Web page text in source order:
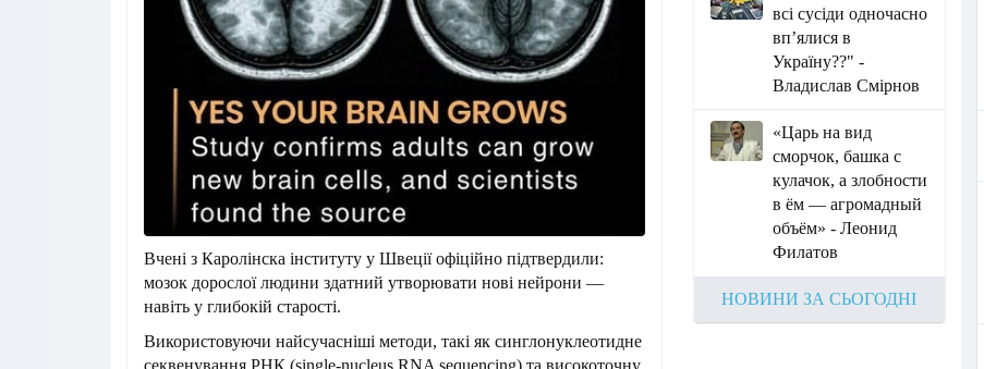
Вчені з Каролінска інституту у Швеції офіційно підтвердили:
мозок дорослої людини здатний утворювати нові нейрони —
навіть у глибокій старості.
Використовуючи найсучасніші методи, такі як синглонуклеотидне
секвенування РНК (single-nucleus RNA sequencing) та високоточну
всі сусіди одночасно
вп’ялися в
Україну??" -
Владислав Смірнов
«Царь на вид
сморчок, башка с
кулачок, а злобности
в ём — агромадный
объём» - Леонид
Филатов
НОВИНИ ЗА СЬОГОДНІ